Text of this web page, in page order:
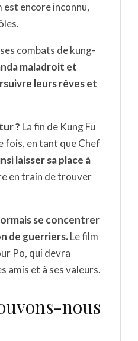
est encore inconnu,
combats de kung-
maladroit et
leurs rêves et
? La fin de Kung Fu
fois, en tant que Chef
laisser sa place à
en train de trouver
se concentrer
de guerriers.Le film
Po, qui devra
amis et à ses valeurs.
nous